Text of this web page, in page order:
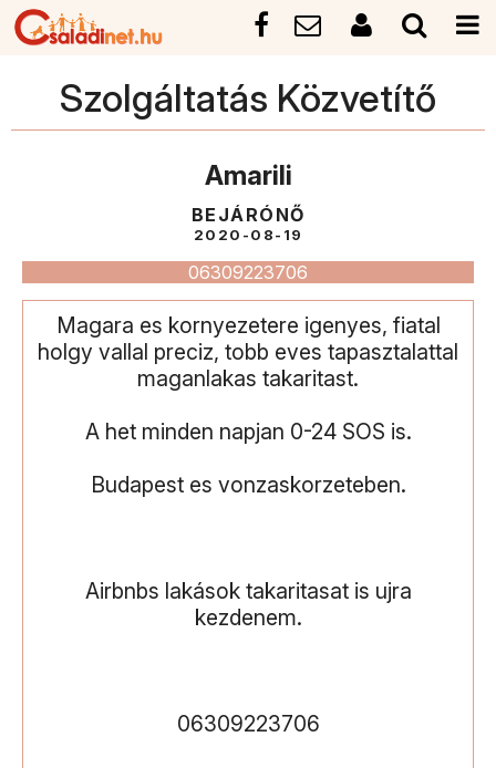
Szolgáltatás Közvetítő
Amarili
BEJÁRÓNŐ
2020-08-19
06309223706
Magara es kornyezetere igenyes, fiatal
holgy vallal preciz, tobb eves tapasztalattal
maganlakas takaritast.
A het minden napjan 0-24 SOS is.
Budapest es vonzaskorzeteben.
Airbnbs lakások takaritasat is ujra
kezdenem.
06309223706